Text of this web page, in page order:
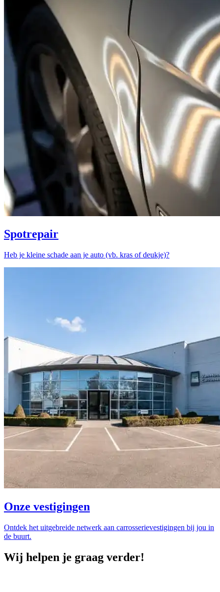
Spotrepair
Heb je kleine schade aan je auto (vb. kras of deukje)?
Onze vestigingen
Ontdek het uitgebreide netwerk aan carrosserievestigingen bij jou in
de buurt.
Wij helpen je graag verder!